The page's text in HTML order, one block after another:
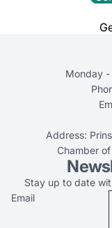
Monday
Address:
Chamber
Stay up to date
Email